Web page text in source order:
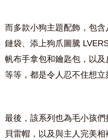
而多款小狗主題配飾，包
鏈袋、添上狗爪圖騰
帆布手拿包和鑰匙包，以
等等，都是令人忍不住想立
最後，該系列也為毛小孩
貝雷帽，以及與主人完美